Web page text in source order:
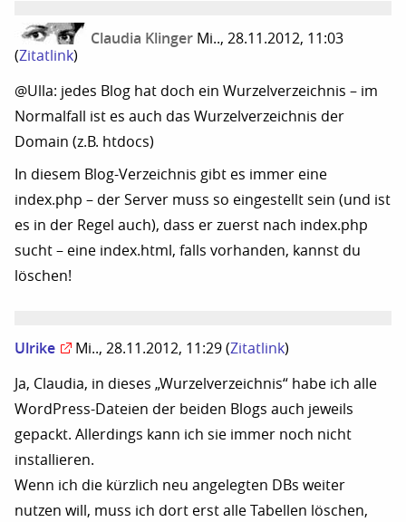
Claudia Klinger Mi.., 28.11.2012, 11:03
(Zitatlink)
@Ulla: jedes Blog hat doch ein Wurzelverzeichnis – im
Normalfall ist es auch das Wurzelverzeichnis der
Domain (z.B. htdocs)
In diesem Blog-Verzeichnis gibt es immer eine
index.php – der Server muss so eingestellt sein (und ist
es in der Regel auch), dass er zuerst nach index.php
sucht – eine index.html, falls vorhanden, kannst du
löschen!
Ulrike Mi.., 28.11.2012, 11:29 (Zitatlink)
Ja, Claudia, in dieses „Wurzelverzeichnis“ habe ich alle
WordPress-Dateien der beiden Blogs auch jeweils
gepackt. Allerdings kann ich sie immer noch nicht
installieren.
Wenn ich die kürzlich neu angelegten DBs weiter
nutzen will, muss ich dort erst alle Tabellen löschen,